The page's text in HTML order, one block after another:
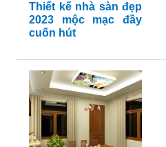
Thiết kế nhà sàn đẹp
2023 mộc mạc đầy
cuốn hút